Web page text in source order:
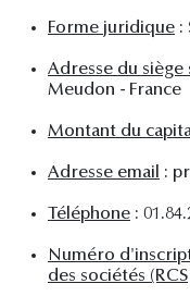
Forme juridique :
Adresse du siège
Meudon - France
Montant du
Adresse email :
Téléphone :
Numéro
des sociétés